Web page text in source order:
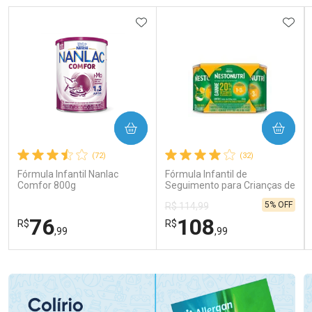
(72)
Fórmula Infantil Nanlac
Comfor 800g
R$76,99
ADICIONAR AOS FAVORITOS
COMPRAR
(32)
Fórmula Infantil de
Seguimento para Crianças de
Primeira Infância Nestonutri
2 Unidades de 800g cada
R$ 114,99
R$108,99
5% OFF
COMPRAR
Laboratório
Por Menos